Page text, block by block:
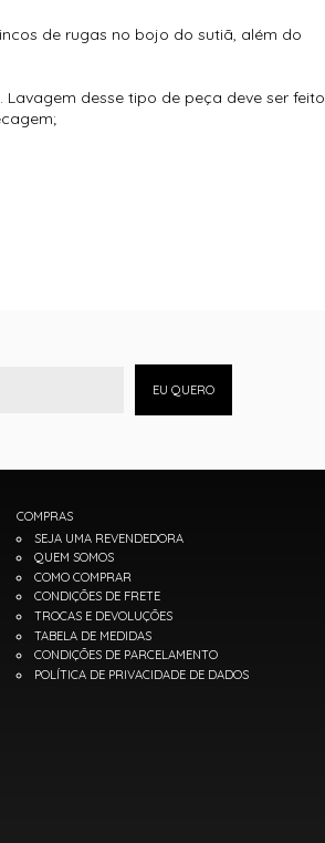
de rugas no bojo do sutiã, além do
desse tipo de peça deve ser feito
EU QUERO
COMPRAS
SEJA UMA REVENDEDORA
QUEM SOMOS
COMO COMPRAR
CONDIÇÕES DE FRETE
TROCAS E DEVOLUÇÕES
TABELA DE MEDIDAS
CONDIÇÕES DE PARCELAMENTO
POLÍTICA DE PRIVACIDADE DE DADOS